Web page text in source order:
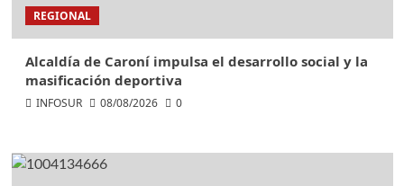
REGIONAL
Alcaldía de Caroní impulsa el desarrollo social y la
masificación deportiva
INFOSUR 08/08/2026 0